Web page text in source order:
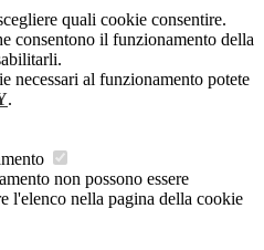
quali cookie consentire.
consentono il funzionamento della
necessari al funzionamento potete
.
non possono essere
l'elenco nella pagina della cookie